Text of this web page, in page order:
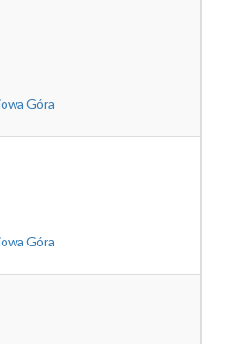
Góra
Góra